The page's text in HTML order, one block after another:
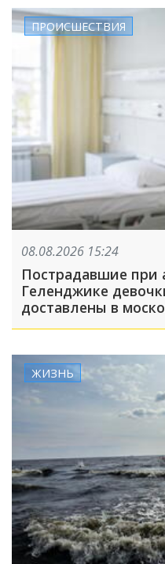
ПРОИСШЕСТВИЯ
08.08.2026 15:24
Пострадавшие при
Геленджике
доставлены в
ЖИЗНЬ